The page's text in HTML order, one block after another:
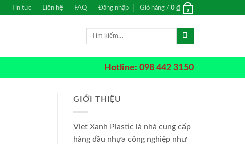
Tin tức Liên hệ FAQ Đăng nhập Giỏ hàng / 0 ₫ 0
Tìm
Hotline: 098 442 3150
GIỚI THIỆU
Viet Xanh Plastic là nhà cung cấp
hàng đầu nhựa công nghiệp như